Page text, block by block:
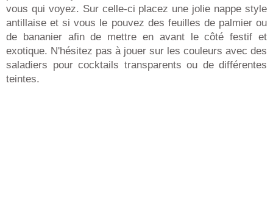
vous qui voyez. Sur celle-ci placez une jolie nappe style
antillaise et si vous le pouvez des feuilles de palmier ou
de bananier afin de mettre en avant le côté festif et
exotique. N'hésitez pas à jouer sur les couleurs avec des
saladiers pour cocktails transparents ou de différentes
teintes.